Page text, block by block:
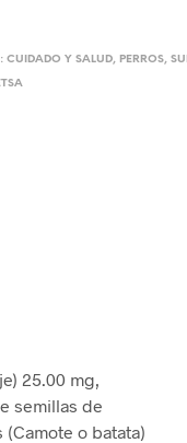
CUIDADO Y SALUD, PERROS,
25.00 mg,
semillas de
o batata)